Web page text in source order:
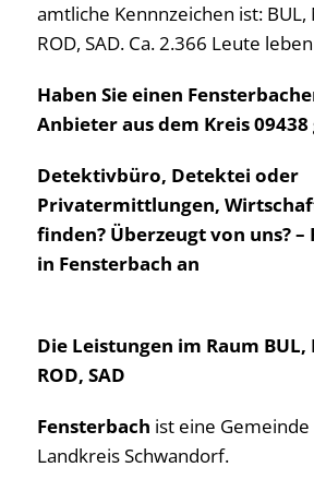
amtliche Kennnzeichen ist: BUL,
ROD, SAD. Ca. 2.366 Leute
Haben Sie einen
Anbieter aus dem Kreis 09438
Detektivbüro, Detektei oder
Privatermittlungen,
finden? Überzeugt von uns? –
in Fensterbach an
Die Leistungen im Raum BUL,
ROD, SAD
Fensterbach ist eine
Landkreis Schwandorf.